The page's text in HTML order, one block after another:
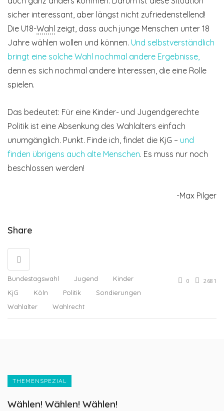
sicher interessant, aber längst nicht zufriedenstellend!
Die U18-Wahl zeigt, dass auch junge Menschen unter 18
Jahre wählen wollen und können. Und selbstverständlich
bringt eine solche Wahl nochmal andere Ergebnisse,
denn es sich nochmal andere Interessen, die eine Rolle
spielen.
Das bedeutet: Für eine Kinder- und Jugendgerechte
Politik ist eine Absenkung des Wahlalters einfach
unumgänglich. Punkt. Finde ich, findet die KjG – und
finden übrigens auch alte Menschen. Es muss nur noch
beschlossen werden!
-Max Pilger
Share
Bundestagswahl Jugend
Kinder
KjG
Köln Politik
Sondierungen
Wahlalter
Wahlrecht
0 2681
THEMENSPEZIAL
Wählen! Wählen! Wählen!